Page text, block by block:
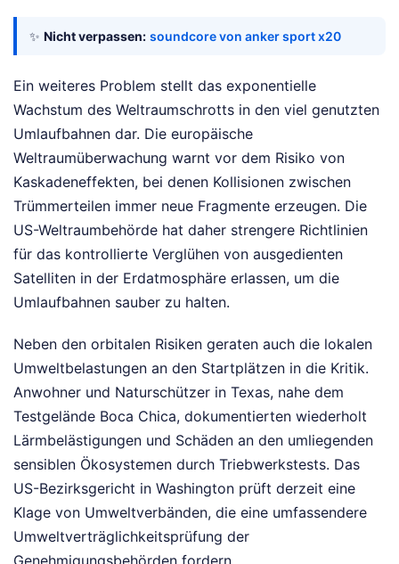
✨ Nicht verpassen: soundcore von anker sport x20
Ein weiteres Problem stellt das exponentielle
Wachstum des Weltraumschrotts in den viel genutzten
Umlaufbahnen dar. Die europäische
Weltraumüberwachung warnt vor dem Risiko von
Kaskadeneffekten, bei denen Kollisionen zwischen
Trümmerteilen immer neue Fragmente erzeugen. Die
US-Weltraumbehörde hat daher strengere Richtlinien
für das kontrollierte Verglühen von ausgedienten
Satelliten in der Erdatmosphäre erlassen, um die
Umlaufbahnen sauber zu halten.
Neben den orbitalen Risiken geraten auch die lokalen
Umweltbelastungen an den Startplätzen in die Kritik.
Anwohner und Naturschützer in Texas, nahe dem
Testgelände Boca Chica, dokumentierten wiederholt
Lärmbelästigungen und Schäden an den umliegenden
sensiblen Ökosystemen durch Triebwerkstests. Das
US-Bezirksgericht in Washington prüft derzeit eine
Klage von Umweltverbänden, die eine umfassendere
Umweltverträglichkeitsprüfung der